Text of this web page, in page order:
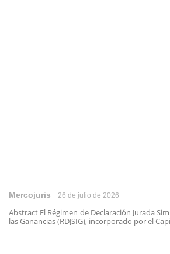
Mercojuris 26 de julio de 2026
Abstract El Régimen de Declaración Jurada
las Ganancias (RDJSIG), incorporado por el